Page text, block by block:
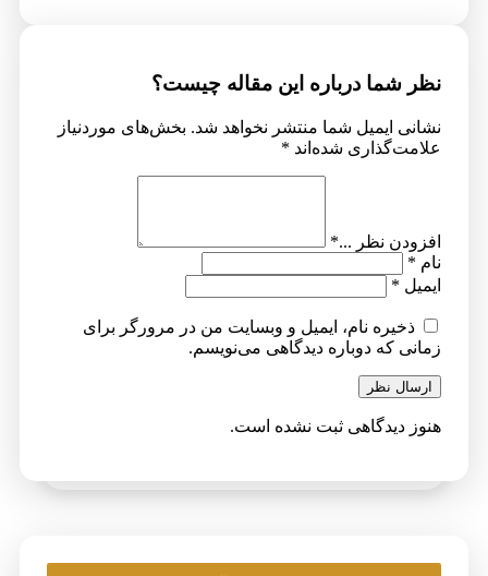
شما درباره این مقاله چیست؟
ایمیل شما منتشر نخواهد شد.
بخش‌های موردنیاز
شده‌اند *
نظر ...*
نام، ایمیل و وبسایت من در مرورگر برای
که دوباره دیدگاهی می‌نویسم.
دیدگاهی ثبت نشده است.